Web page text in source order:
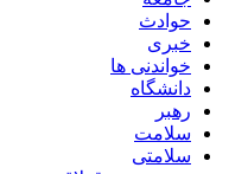
حوادث
خبری
خواندنی ها
دانشگاه
رهبر
سلامت
سلامتی